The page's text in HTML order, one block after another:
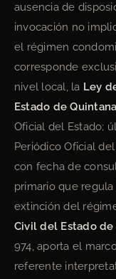
ausencia de
invocación no
el régimen
corresponde
nivel local, la Ley
Estado de
Oficial del Estado;
Periódico Oficial
con fecha de
primario que
extinción del
Civil del Estado de
974, aporta el
referente